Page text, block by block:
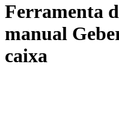
Ferramenta
manual
caixa